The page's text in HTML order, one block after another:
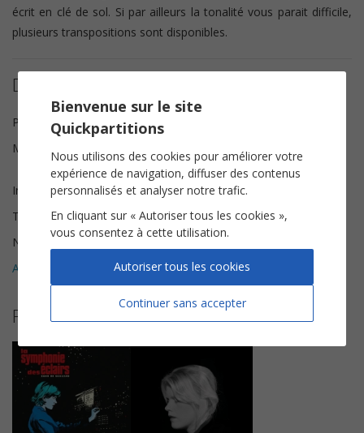
écrit en clé de sol. Si par ailleurs la tonalité vous parait difficile,
plusieurs transpositions sont disponibles.
Détails de la partition
Paroles
Musique
Alexis Delong, Pierre
Cheguillaume
Instrumentation
Piano Chant
Tonalité
Si♭ mineur
Nombre de pages
Avis clients (
Plus de partitions de Zaho De Sagazan
Bienvenue sur le site
Quickpartitions
Nous utilisons des cookies pour améliorer votre
expérience de navigation, diffuser des contenus
personnalisés et analyser notre trafic.
En cliquant sur « Autoriser tous les cookies »,
vous consentez à cette utilisation.
Continuer sans accepter
Autoriser tous les cookies